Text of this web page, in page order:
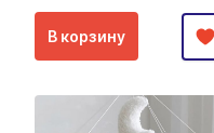
В корзину